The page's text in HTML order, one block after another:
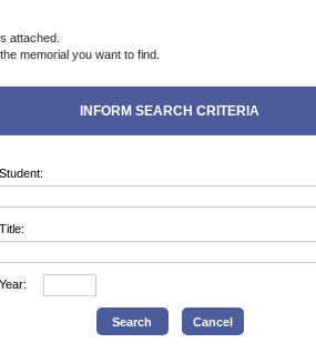
attached.
memorial you want to find.
INFORM SEARCH CRITERIA
Student:
Title:
Year: